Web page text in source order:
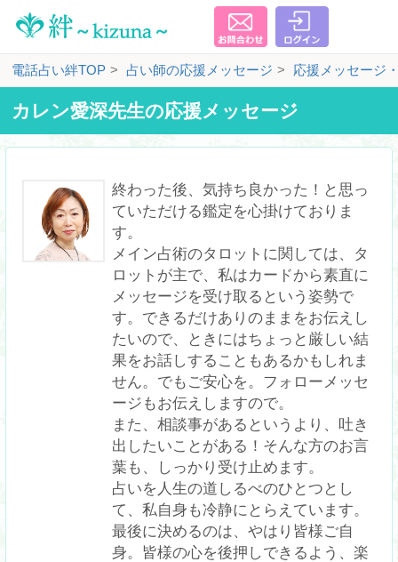
電話占い絆TOP 占い師の応援メッセージ 応援メッセージ
カレン愛深先生の応援メッセージ
終わった後、気持ち良かった！と思っ
ていただける鑑定を心掛けておりま
す。
メイン占術のタロットに関しては、タ
ロットが主で、私はカードから素直に
メッセージを受け取るという姿勢で
す。できるだけありのままをお伝えし
たいので、ときにはちょっと厳しい結
果をお話しすることもあるかもしれま
せん。でもご安心を。フォローメッセ
ージもお伝えしますので。
また、相談事があるというより、吐き
出したいことがある！そんな方のお言
葉も、しっかり受け止めます。
占いを人生の道しるべのひとつとし
て、私自身も冷静にとらえています。
最後に決めるのは、やはり皆様ご自
身。皆様の心を後押しできるよう、楽